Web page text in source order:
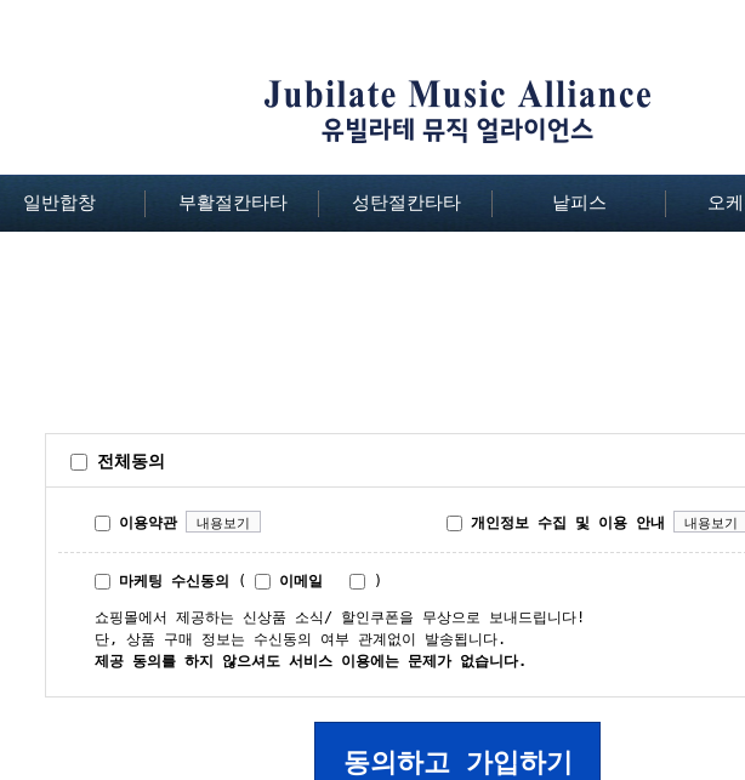
일반합창 부활절칸타타 성탄절칸타타 낱피스 오
전체동의
이용약관 내용보기 개인정보 수집 및 이용 안내 내용보기
마케팅 수신동의 ( 이메일 )
쇼핑몰에서 제공하는 신상품 소식/ 할인쿠폰을 무상으로 보내드립니다!
단, 상품 구매 정보는 수신동의 여부 관계없이 발송됩니다.
제공 동의를 하지 않으셔도 서비스 이용에는 문제가 없습니다.
동의하고 가입하기